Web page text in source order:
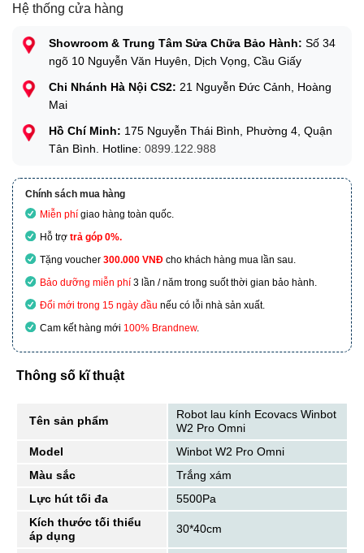
Hệ thống cửa hàng
Showroom & Trung Tâm Sửa Chữa Bảo Hành: Số 34
ngõ 10 Nguyễn Văn Huyên, Dịch Vọng, Cầu Giấy
Chi Nhánh Hà Nội CS2: 21 Nguyễn Đức Cảnh, Hoàng
Mai
Hồ Chí Minh: 175 Nguyễn Thái Bình, Phường 4, Quận
Tân Bình. Hotline: 0899.122.988
Chính sách mua hàng
Miễn phí giao hàng toàn quốc.
Hỗ trợ trả góp 0%.
Tặng voucher 300.000 VNĐ cho khách hàng mua lần sau.
Bảo dưỡng miễn phí 3 lần / năm trong suốt thời gian bảo hành.
Đổi mới trong 15 ngày đầu nếu có lỗi nhà sản xuất.
Cam kết hàng mới 100% Brandnew.
Thông số kĩ thuật
Tên sản phẩm
Robot lau kính Ecovacs Winbot
W2 Pro Omni
Model
Winbot W2 Pro Omni
Màu sắc
Trắng xám
Lực hút tối đa
5500Pa
Kích thước tối thiểu
áp dụng
30*40cm